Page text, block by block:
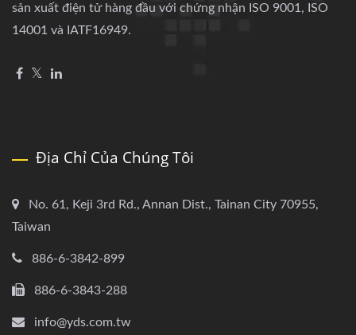
sản xuất điện tử hàng đầu với chứng nhận ISO 9001, ISO
14001 và IATF16949.
Địa Chỉ Của Chúng Tôi
No. 61, Keji 3rd Rd., Annan Dist., Tainan City 70955,
Taiwan
886-6-3842-899
886-6-3843-288
info@yds.com.tw